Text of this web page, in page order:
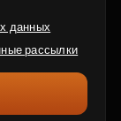
данных
рассылки